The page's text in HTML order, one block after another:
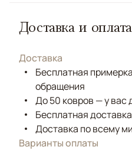
Доставка и оплата
Доставка
Бесплатная
обращения
До 50 ковров — у вас
Бесплатная
Доставка по всему
Варианты оплаты